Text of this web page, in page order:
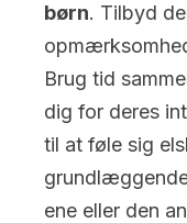
børn. Tilbyd
Brug tid
dig for deres
til at føle sig
ene eller den